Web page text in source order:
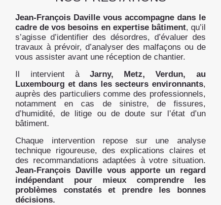
Jean-François Daville vous accompagne dans le
cadre de vos besoins en expertise bâtiment, qu’il
s’agisse d’identifier des désordres, d’évaluer des
travaux à prévoir, d’analyser des malfaçons ou de
vous assister avant une réception de chantier.
Il intervient à Jarny, Metz, Verdun, au
Luxembourg et dans les secteurs environnants,
auprès des particuliers comme des professionnels,
notamment en cas de sinistre, de fissures,
d’humidité, de litige ou de doute sur l’état d’un
bâtiment.
Chaque intervention repose sur une analyse
technique rigoureuse, des explications claires et
des recommandations adaptées à votre situation.
Jean-François Daville vous apporte un regard
indépendant pour mieux comprendre les
problèmes constatés et prendre les bonnes
décisions.